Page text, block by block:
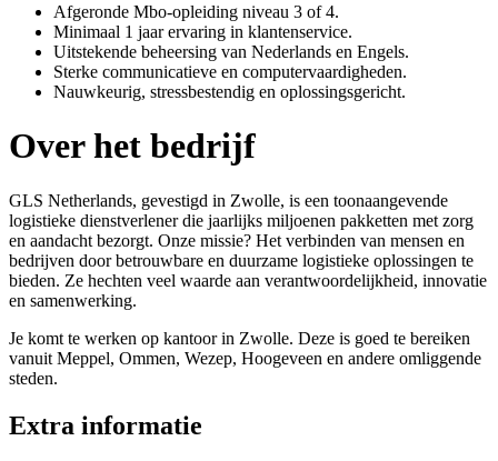
Afgeronde Mbo-opleiding niveau 3 of 4.
Minimaal 1 jaar ervaring in klantenservice.
Uitstekende beheersing van Nederlands en Engels.
Sterke communicatieve en computervaardigheden.
Nauwkeurig, stressbestendig en oplossingsgericht.
Over het bedrijf
GLS Netherlands, gevestigd in Zwolle, is een toonaangevende
logistieke dienstverlener die jaarlijks miljoenen pakketten met zorg
en aandacht bezorgt. Onze missie? Het verbinden van mensen en
bedrijven door betrouwbare en duurzame logistieke oplossingen te
bieden. Ze hechten veel waarde aan verantwoordelijkheid, innovatie
en samenwerking.
Je komt te werken op kantoor in Zwolle. Deze is goed te bereiken
vanuit Meppel, Ommen, Wezep, Hoogeveen en andere omliggende
steden.
Extra informatie